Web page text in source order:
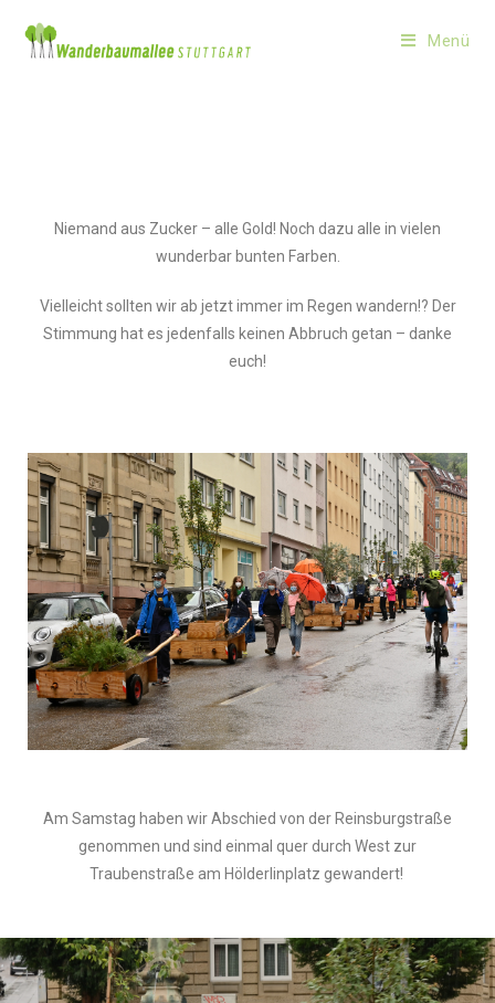
Menü
Niemand aus Zucker – alle Gold! Noch dazu alle in vielen
wunderbar bunten Farben.
Vielleicht sollten wir ab jetzt immer im Regen wandern!? Der
Stimmung hat es jedenfalls keinen Abbruch getan – danke
euch!
Am Samstag haben wir Abschied von der Reinsburgstraße
genommen und sind einmal quer durch West zur
Traubenstraße am Hölderlinplatz gewandert!